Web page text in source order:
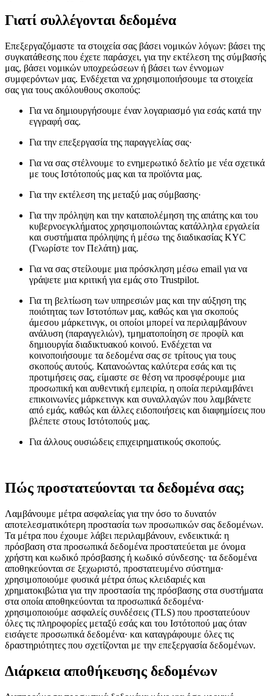
Γιατί συλλέγονται δεδομένα
Επεξεργαζόμαστε τα στοιχεία σας βάσει νομικών λόγων: βάσει της
συγκατάθεσης που έχετε παράσχει, για την εκτέλεση της σύμβασής
μας, βάσει νομικών υποχρεώσεων ή βάσει των έννομων
συμφερόντων μας. Ενδέχεται να χρησιμοποιήσουμε τα στοιχεία
σας για τους ακόλουθους σκοπούς:
Για να δημιουργήσουμε έναν λογαριασμό για εσάς κατά την
εγγραφή σας.
Για την επεξεργασία της παραγγελίας σας·
Για να σας στέλνουμε το ενημερωτικό δελτίο με νέα σχετικά
με τους Ιστότοπούς μας και τα προϊόντα μας.
Για την εκτέλεση της μεταξύ μας σύμβασης·
Για την πρόληψη και την καταπολέμηση της απάτης και του
κυβερνοεγκλήματος χρησιμοποιώντας κατάλληλα εργαλεία
και συστήματα πρόληψης ή μέσω της διαδικασίας KYC
(Γνωρίστε τον Πελάτη) μας.
Για να σας στείλουμε μια πρόσκληση μέσω email για να
γράψετε μια κριτική για εμάς στο Trustpilot.
Για τη βελτίωση των υπηρεσιών μας και την αύξηση της
ποιότητας των Ιστοτόπων μας, καθώς και για σκοπούς
άμεσου μάρκετινγκ, οι οποίοι μπορεί να περιλαμβάνουν
ανάλυση (παραγγελιών), τμηματοποίηση σε προφίλ και
δημιουργία διαδικτυακού κοινού. Ενδέχεται να
κοινοποιήσουμε τα δεδομένα σας σε τρίτους για τους
σκοπούς αυτούς. Κατανοώντας καλύτερα εσάς και τις
προτιμήσεις σας, είμαστε σε θέση να προσφέρουμε μια
προσωπική και αυθεντική εμπειρία, η οποία περιλαμβάνει
επικοινωνίες μάρκετινγκ και συναλλαγών που λαμβάνετε
από εμάς, καθώς και άλλες ειδοποιήσεις και διαφημίσεις που
βλέπετε στους Ιστότοπούς μας.
Για άλλους ουσιώδεις επιχειρηματικούς σκοπούς.
Πώς προστατεύονται τα δεδομένα σας;
Λαμβάνουμε μέτρα ασφαλείας για την όσο το δυνατόν
αποτελεσματικότερη προστασία των προσωπικών σας δεδομένων.
Τα μέτρα που έχουμε λάβει περιλαμβάνουν, ενδεικτικά: η
πρόσβαση στα προσωπικά δεδομένα προστατεύεται με όνομα
χρήστη και κωδικό πρόσβασης ή κωδικό σύνδεσης· τα δεδομένα
αποθηκεύονται σε ξεχωριστό, προστατευμένο σύστημα·
χρησιμοποιούμε φυσικά μέτρα όπως κλειδαριές και
χρηματοκιβώτια για την προστασία της πρόσβασης στα συστήματα
στα οποία αποθηκεύονται τα προσωπικά δεδομένα·
χρησιμοποιούμε ασφαλείς συνδέσεις (TLS) που προστατεύουν
όλες τις πληροφορίες μεταξύ εσάς και του Ιστότοπού μας όταν
εισάγετε προσωπικά δεδομένα· και καταγράφουμε όλες τις
δραστηριότητες που σχετίζονται με την επεξεργασία δεδομένων.
Διάρκεια αποθήκευσης δεδομένων